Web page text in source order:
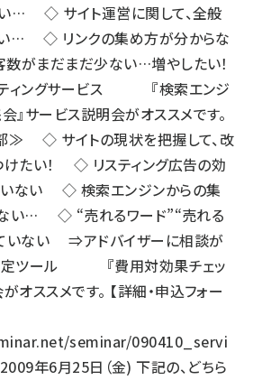
… ◇ サイト運営に関して、全般
… ◇ リンクの集め方が分からな
まだまだ少ない…増やしたい！
ィングサービス 『検索エンジ
』サービス説明会がオススメです。
≫ ◇ サイトの現状を把握して、改
けたい！ ◇ リスティング広告の効
ない ◇ 検索エンジンからの集
い… ◇ “売れるワード”“売れる
いない ⇒アドバイザーに相談が
測定ツール 『費用対効果チェッ
オススメです。 【詳細・申込フォー
seminar/090410_servi
年6月25日（金) 下記の、どちら